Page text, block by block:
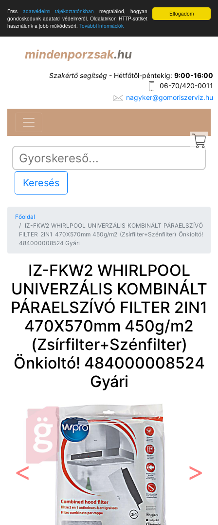
Elfogadom
Friss adatvédelmi tájékoztatónkban megtalálod, hogyan
gondoskodunk adataid védelméről. Oldalainkon HTTP-sütiket
használunk a jobb működésért. További információk
mindenporzsak.hu
Szakértő segítség - Hétfőtől-péntekig: 9:00-16:00
06-70/420-0011
nagyker@gomoriszerviz.hu
Keresés
Főoldal
IZ-FKW2 WHIRLPOOL UNIVERZÁLIS KOMBINÁLT PÁRAELSZÍVÓ
FILTER 2IN1 470X570mm 450g/m2 (Zsírfilter+Szénfilter) Önkioltó!
484000008524 Gyári
IZ-FKW2 WHIRLPOOL
UNIVERZÁLIS KOMBINÁLT
PÁRAELSZÍVÓ FILTER 2IN1
470X570mm 450g/m2
(Zsírfilter+Szénfilter)
Önkioltó! 484000008524
Gyári
Előző